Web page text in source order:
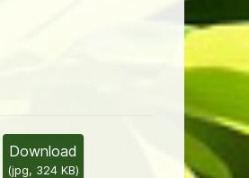
Download
(jpg, 324 KB)